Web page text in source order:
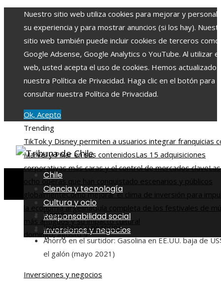
Nuestro sitio web utiliza cookies para mejorar y
su experiencia y para mostrar anuncios (si los hay).
sitio web también puede incluir cookies de terceros como
Google Adsense, Google Analytics o YouTube. Al utilizar
web, usted acepta el uso de cookies. Hemos actualizado
nuestra Política de Privacidad. Haga clic en el botón para
consultar nuestra Política de Privacidad.
Ok, Acepto
Trending
TikTok y Disney permiten a usuarios integrar franquicias
Marvel y Pixar en sus contenidosLas 15 adquisiciones
corporativas más caras y el control de mercados claveLas
ocho óperas que han conquistado escenarios y públicos
globalmenteCómo mejorar el clima de inversión para
la economía argelinaGuía completa de los festivales de
más antiguos y su impacto cultural
domingo, agosto 9
Chile
Ciencia y tecnología
Cultura y ocio
Responsabilidad social
Inversiones y negocios
Home
Inversiones y negocios
Ahorro en el surtidor: Gasolina en EE.UU. baja de
el galón (mayo 2021)
Inversiones y negocios